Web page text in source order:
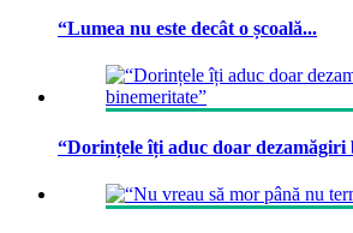
“Lumea nu este decât o școală...
“Dorințele îți aduc doar dezamăgiri